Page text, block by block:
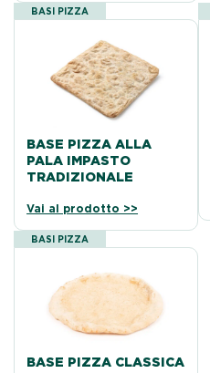
BASI PIZZA
BASE PIZZA ALLA
PALA IMPASTO
TRADIZIONALE
Vai al prodotto >>
BASI PIZZA
BASE PIZZA CLASSICA